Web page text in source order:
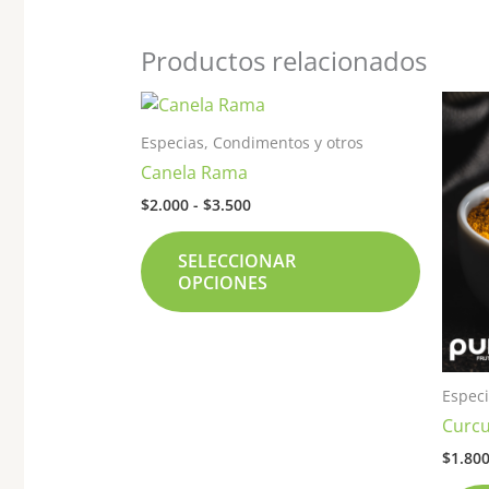
Productos relacionados
Especias, Condimentos y otros
Canela Rama
$2.000 - $3.500
Rango
precios:
hasta
SELECCIONAR
OPCIONES
Este
opciones
elegir
página
$1.800